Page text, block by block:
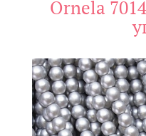
Ornela